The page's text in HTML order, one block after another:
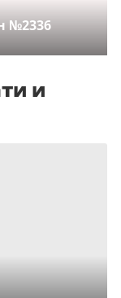
№2336
и